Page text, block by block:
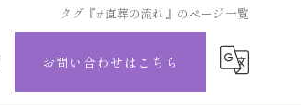
タグ『#直葬の流れ』のページ一覧
お問い合わせはこちら